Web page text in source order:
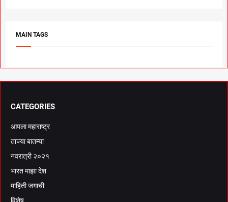
MAIN TAGS
CATEGORIES
आपला महाराष्ट्र
ताज्या बातम्या
नवरात्री २०२१
भारत माझा देश
माहिती जगाची